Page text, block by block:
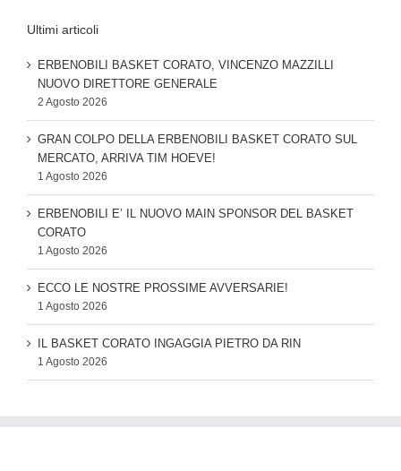
Ultimi articoli
ERBENOBILI BASKET CORATO, VINCENZO MAZZILLI
NUOVO DIRETTORE GENERALE
2 Agosto 2026
GRAN COLPO DELLA ERBENOBILI BASKET CORATO SUL
MERCATO, ARRIVA TIM HOEVE!
1 Agosto 2026
ERBENOBILI E’ IL NUOVO MAIN SPONSOR DEL BASKET
CORATO
1 Agosto 2026
ECCO LE NOSTRE PROSSIME AVVERSARIE!
1 Agosto 2026
IL BASKET CORATO INGAGGIA PIETRO DA RIN
1 Agosto 2026